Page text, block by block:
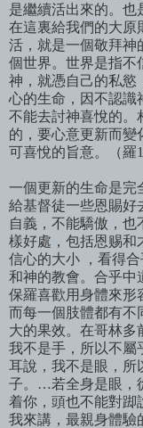
是繼續活出來的。也
在這裏給我們的大原
活，就是一個敬拜神
個世界。世界是指不
神，就憑自己的私慾
心的生命，因不認識
不能去討神喜悅的。
的，要心意更新而變
可喜悅的旨意。（羅
一個更新的生命是完
給基督徒一些恩賜好
自義，不能驕傲，也
樣好處，包括恩赐和
信心的大小
，看得
和神的教會。合乎中
保羅喜歡用身體來形
而每一個肢體都有不
大的果效。在哥林多
我不是手，所以不屬
耳說，我不是眼，所
子。
…若全身是眼，
着你，頭也不能對踋
我來講，最親身體驗